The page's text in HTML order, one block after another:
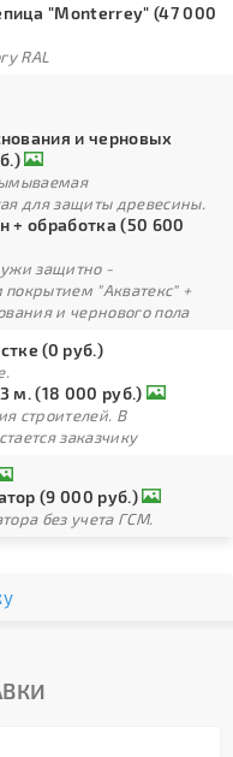
"Monterrey" (47 000
RAL
и черновых
для защиты древесины.
+ обработка (50 600
защитно -
"Акватекс" +
и чернового пола
(0 руб.)
м. (18 000 руб.)
строителей. В
заказчику
(9 000 руб.)
без учета ГСМ.